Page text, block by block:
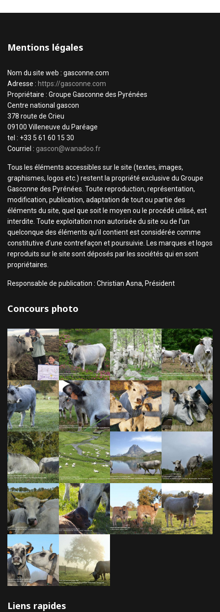
Mentions légales
Nom du site web : gasconne.com
Adresse : https://gasconne.com
Propriétaire : Groupe Gasconne des Pyrénées
Centre national gascon
378 route de Crieu
09100 Villeneuve du Paréage
tel : +33 5 61 60 15 30
Courriel : gascon@wanadoo.fr
Tous les éléments accessibles sur le site (textes, images,
graphismes, logos etc.) restent la propriété exclusive du Groupe
Gasconne des Pyrénées. Toute reproduction, représentation,
modification, publication, adaptation de tout ou partie des
éléments du site, quel que soit le moyen ou le procédé utilisé, est
interdite. Toute exploitation non autorisée du site ou de l’un
quelconque des éléments qu’il contient est considérée comme
constitutive d’une contrefaçon et poursuivie. Les marques et logos
reproduits sur le site sont déposés par les sociétés qui en sont
propriétaires.
Responsable de publication : Christian Asna, Président
Concours photo
Liens rapides